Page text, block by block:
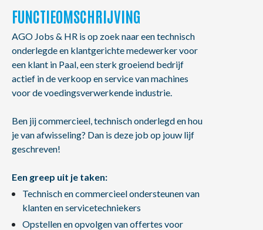
FUNCTIEOMSCHRIJVING
AGO Jobs & HR is op zoek naar een technisch
onderlegde en klantgerichte medewerker voor
een klant in Paal, een sterk groeiend bedrijf
actief in de verkoop en service van machines
voor de voedingsverwerkende industrie.
Ben jij commercieel, technisch onderlegd en hou
je van afwisseling? Dan is deze job op jouw lijf
geschreven!
Een greep uit je taken:
Technisch en commercieel ondersteunen van
klanten en servicetechniekers
Opstellen en opvolgen van offertes voor